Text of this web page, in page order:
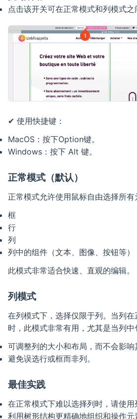
点击该开关可在正常模式和列模式之
✔ 使用快捷键：
MacOS：按下Option键。
Windows：按下 Alt 键。
正常模式（默认）
正常模式允许使用鼠标自由选择所有
框
行
列
列中的组件（文本、图像、按钮等）
此模式非常适合快速、直观的编辑。
列模式
在列模式下，选择仅限于列。当列
时，此模式非常有用，尤其是当列中
可调整列的大小和布局，而不会影响
避免误选行或框而非列。
最佳实践
在正常模式下难以选择列时，请使用
利用树形结构更精确地组织和操作元